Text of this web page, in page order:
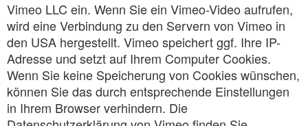
Vimeo LLC ein. Wenn Sie ein Vimeo-Video aufrufen,
wird eine Verbindung zu den Servern von Vimeo in
den USA hergestellt. Vimeo speichert ggf. Ihre IP-
Adresse und setzt auf Ihrem Computer Cookies.
Wenn Sie keine Speicherung von Cookies wünschen,
können Sie das durch entsprechende Einstellungen
in Ihrem Browser verhindern. Die